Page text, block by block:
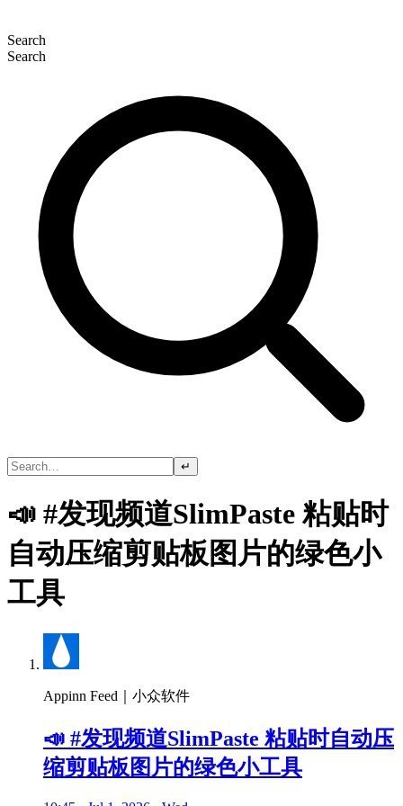
Search
Search
↵
📣 #发现频道SlimPaste 粘贴时
自动压缩剪贴板图片的绿色小
工具
Appinn Feed｜小众软件
📣 #发现频道SlimPaste 粘贴时自动压
缩剪贴板图片的绿色小工具